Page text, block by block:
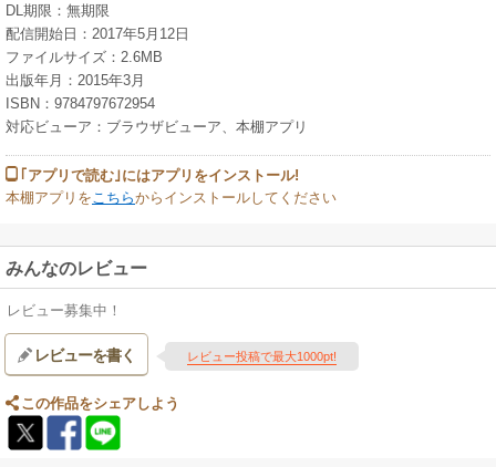
DL期限：無期限
配信開始日：2017年5月12日
ファイルサイズ：2.6MB
出版年月：2015年3月
ISBN：9784797672954
対応ビューア：ブラウザビューア、本棚アプリ
｢アプリで読む｣にはアプリをインストール!
本棚アプリを こちらからインストールしてください
みんなのレビュー
レビュー募集中！
レビューを書く レビュー投稿で最大1000pt!
この作品をシェアしよう